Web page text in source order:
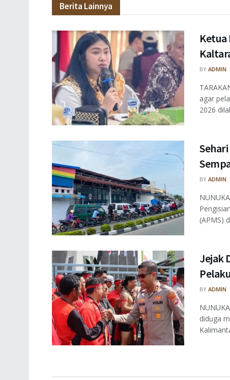
Berita Lainnya
Ketua
BY ADMIN
agar
2026
BY ADMIN
(APMS)
Jejak
BY ADMIN
diduga